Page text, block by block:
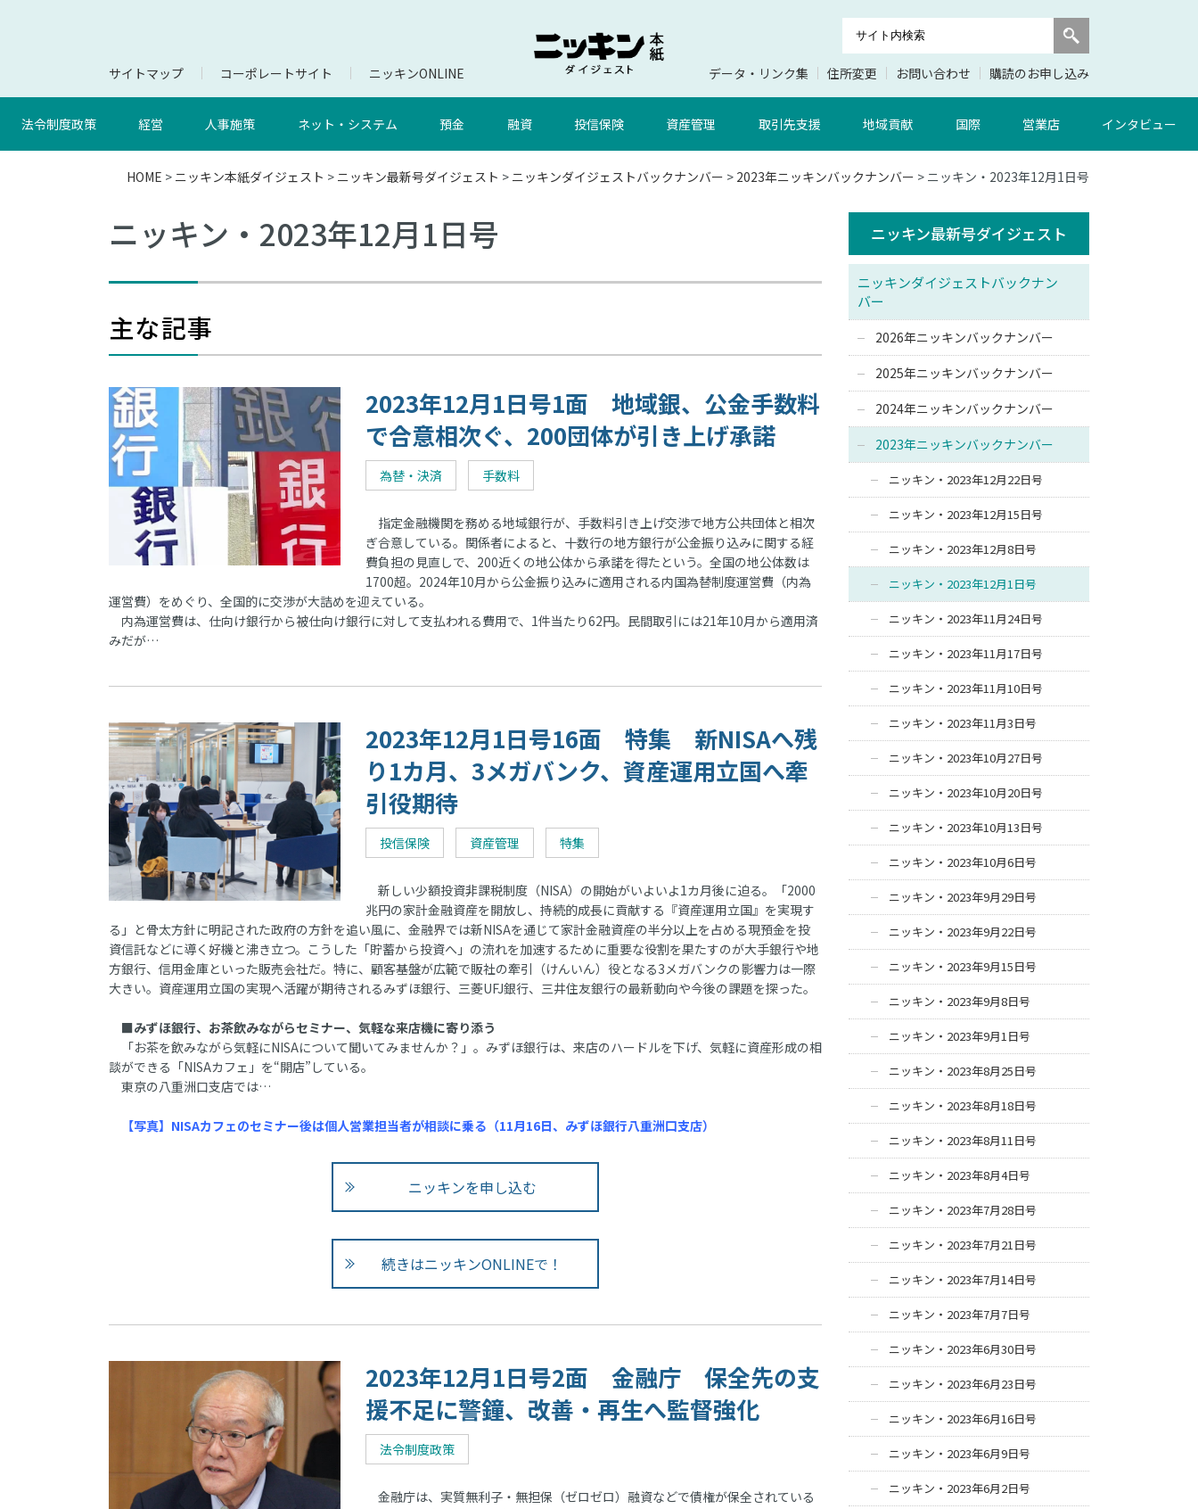
サイトマップ コーポレートサイト ニッキンONLINE データ・リンク集 住所変更 お問い合わせ 購読のお申し込み
法令制度政策 経営 人事施策 ネット・システム 預金 融資 投信保険 資産管理 取引先支援 地域貢献 国際 営業店 インタビュー
HOME > ニッキン本紙ダイジェスト > ニッキン最新号ダイジェスト > ニッキンダイジェストバックナンバー > 2023年ニッキンバックナンバー > ニッキン・2023年12月1日号
ニッキン・2023年12月1日号
主な記事
2023年12月1日号1面 地域銀、公金手数料
で合意相次ぐ、200団体が引き上げ承諾
為替・決済 手数料
指定金融機関を務める地域銀行が、手数料引き上げ交渉で地方公共団体と相次
ぎ合意している。関係者によると、十数行の地方銀行が公金振り込みに関する経
費負担の見直しで、200近くの地公体から承諾を得たという。全国の地公体数は
1700超。2024年10月から公金振り込みに適用される内国為替制度運営費（内為
運営費）をめぐり、全国的に交渉が大詰めを迎えている。
内為運営費は、仕向け銀行から被仕向け銀行に対して支払われる費用で、1件当たり62円。民間取引には21年10月から適用済
みだが…
2023年12月1日号16面 特集 新NISAへ残
り1カ月、3メガバンク、資産運用立国へ牽
引役期待
投信保険 資産管理 特集
新しい少額投資非課税制度（NISA）の開始がいよいよ1カ月後に迫る。「2000
兆円の家計金融資産を開放し、持続的成長に貢献する『資産運用立国』を実現す
る」と骨太方針に明記された政府の方針を追い風に、金融界では新NISAを通じて家計金融資産の半分以上を占める現預金を投
資信託などに導く好機と沸き立つ。こうした「貯蓄から投資へ」の流れを加速するために重要な役割を果たすのが大手銀行や地
方銀行、信用金庫といった販売会社だ。特に、顧客基盤が広範で販社の牽引（けんいん）役となる3メガバンクの影響力は一際
大きい。資産運用立国の実現へ活躍が期待されるみずほ銀行、三菱UFJ銀行、三井住友銀行の最新動向や今後の課題を探った。
■みずほ銀行、お茶飲みながらセミナー、気軽な来店機に寄り添う
「お茶を飲みながら気軽にNISAについて聞いてみませんか？」。みずほ銀行は、来店のハードルを下げ、気軽に資産形成の相
談ができる「NISAカフェ」を“開店”している。
東京の八重洲口支店では…
【写真】NISAカフェのセミナー後は個人営業担当者が相談に乗る（11月16日、みずほ銀行八重洲口支店）
ニッキンを申し込む
続きはニッキンONLINEで！
2023年12月1日号2面 金融庁 保全先の支
援不足に警鐘、改善・再生へ監督強化
法令制度政策
金融庁は、実質無利子・無担保（ゼロゼロ）融資などで債権が保全されている
ニッキン最新号ダイジェスト
ニッキンダイジェストバックナン
バー
2026年ニッキンバックナンバー
2025年ニッキンバックナンバー
2024年ニッキンバックナンバー
2023年ニッキンバックナンバー
ニッキン・2023年12月22日号
ニッキン・2023年12月15日号
ニッキン・2023年12月8日号
ニッキン・2023年12月1日号
ニッキン・2023年11月24日号
ニッキン・2023年11月17日号
ニッキン・2023年11月10日号
ニッキン・2023年11月3日号
ニッキン・2023年10月27日号
ニッキン・2023年10月20日号
ニッキン・2023年10月13日号
ニッキン・2023年10月6日号
ニッキン・2023年9月29日号
ニッキン・2023年9月22日号
ニッキン・2023年9月15日号
ニッキン・2023年9月8日号
ニッキン・2023年9月1日号
ニッキン・2023年8月25日号
ニッキン・2023年8月18日号
ニッキン・2023年8月11日号
ニッキン・2023年8月4日号
ニッキン・2023年7月28日号
ニッキン・2023年7月21日号
ニッキン・2023年7月14日号
ニッキン・2023年7月7日号
ニッキン・2023年6月30日号
ニッキン・2023年6月23日号
ニッキン・2023年6月16日号
ニッキン・2023年6月9日号
ニッキン・2023年6月2日号